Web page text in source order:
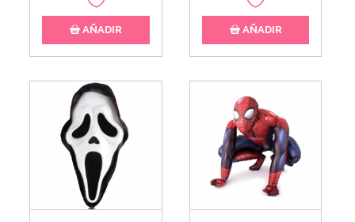
AÑADIR AÑADIR